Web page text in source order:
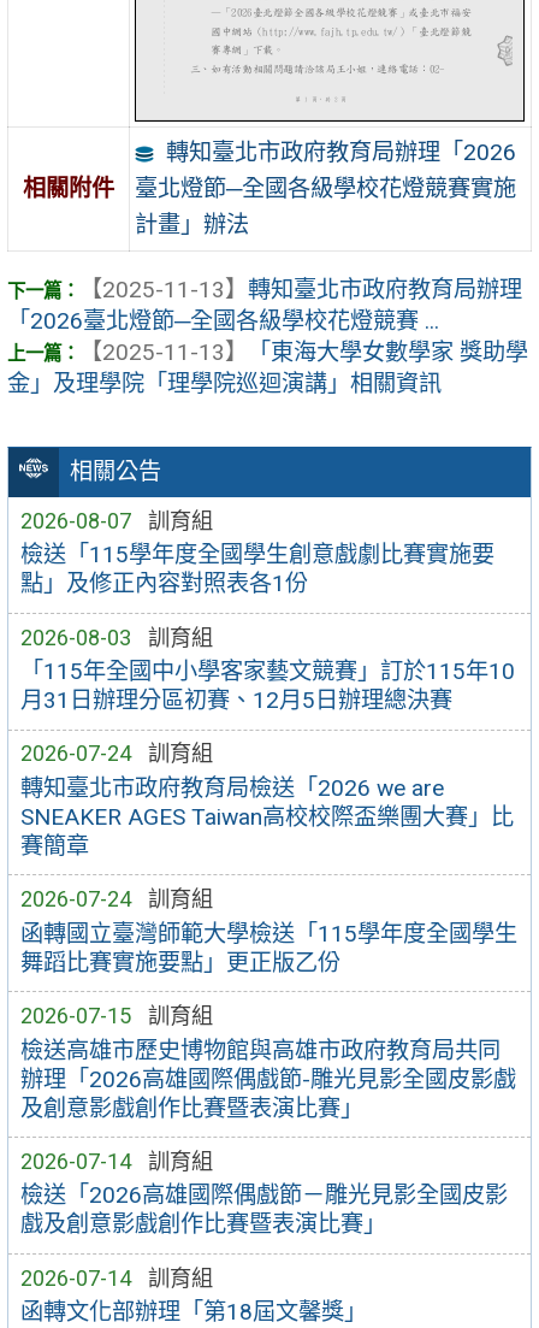
相關公告
2026-08-07 訓育組
檢送「115學年度全國學生創意戲劇比賽實施要
點」及修正內容對照表各1份
2026-08-03 訓育組
「115年全國中小學客家藝文競賽」訂於115年10
月31日辦理分區初賽、12月5日辦理總決賽
2026-07-24 訓育組
轉知臺北市政府教育局檢送「2026 we are
SNEAKER AGES Taiwan高校校際盃樂團大賽」比
賽簡章
2026-07-24 訓育組
函轉國立臺灣師範大學檢送「115學年度全國學生
舞蹈比賽實施要點」更正版乙份
2026-07-15 訓育組
檢送高雄市歷史博物館與高雄市政府教育局共同
辦理「2026高雄國際偶戲節-雕光見影全國皮影戲
及創意影戲創作比賽暨表演比賽」
2026-07-14 訓育組
檢送「2026高雄國際偶戲節－雕光見影全國皮影
戲及創意影戲創作比賽暨表演比賽」
2026-07-14 訓育組
函轉文化部辦理「第18屆文馨獎」
相關附件
轉知臺北市政府教育局辦理「2026
臺北燈節─全國各級學校花燈競賽實施
計畫」辦法
【2025-11-13】 轉知臺北市政府教育局辦理
「2026臺北燈節─全國各級學校花燈競賽 ...
【2025-11-13】
「東海大學女數學家 獎助學
金」及理學院「理學院巡迴演講」相關資訊